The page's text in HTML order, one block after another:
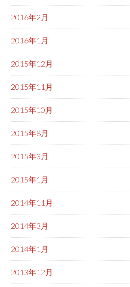
2016年2月
2016年1月
2015年12月
2015年11月
2015年10月
2015年8月
2015年3月
2015年1月
2014年11月
2014年3月
2014年1月
2013年12月